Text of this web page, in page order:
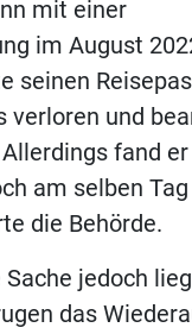
mit einer
im August
seinen
verloren und
fand
am selben
die Behörde.
jedoch
das